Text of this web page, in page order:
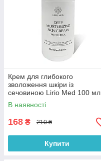
Крем для глибокого
зволоження шкіри із
сечовиною Lirio Med 100 мл
В наявності
168 ₴ 210 ₴
Купити